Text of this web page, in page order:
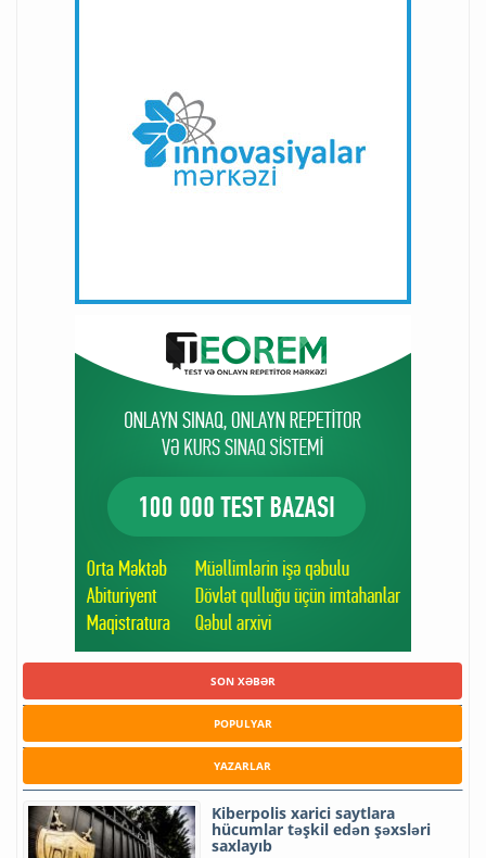
SON XƏBƏR
POPULYAR
YAZARLAR
Kiberpolis xarici saytlara
hücumlar təşkil edən şəxsləri
saxlayıb